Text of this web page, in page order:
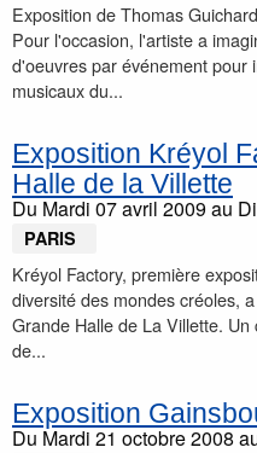
Exposition de Thomas
Pour l'occasion, l'artiste a
d'oeuvres par événement pour
musicaux du...
Exposition Kréyol
Halle de la Villette
Du Mardi 07 avril 2009au
PARIS
Kréyol Factory, première
diversité des mondes créoles,
Grande Halle de La Villette.
de...
Exposition
Du Mardi 21 octobre 2008